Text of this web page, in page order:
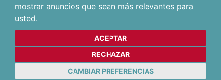
mostrar anuncios que sean más relevantes para
usted.
ACEPTAR
RECHAZAR
CAMBIAR PREFERENCIAS